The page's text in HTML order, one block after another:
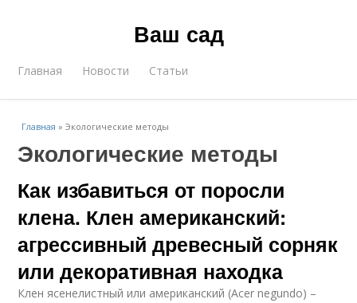
Ваш сад
Главная Новости Статьи
Главная »Экологические методы
Экологические методы
Как избавиться от поросли
клена. Клен американский:
агрессивный древесный сорняк
или декоративная находка
Клен ясенелистный или американский (Acer negundo) –